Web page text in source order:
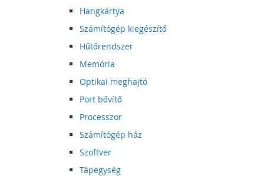
Hangkártya
Számítógép kiegészítő
Hűtőrendszer
Memória
Optikai meghajtó
Port bővítő
Processzor
Számítógép ház
Szoftver
Tápegység